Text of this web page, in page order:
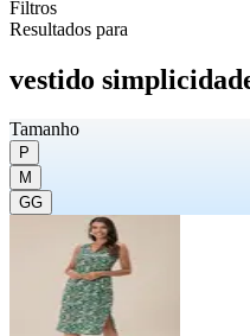
Filtros
Resultados para
vestido
Tamanho
P
M
GG